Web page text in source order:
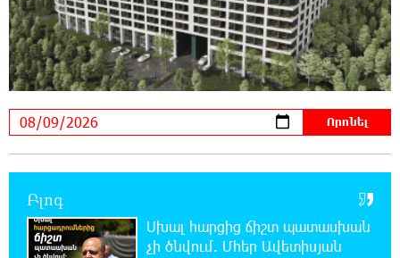
22:07:09 8-08-2026
Արտակարգ դեպք՝ Երևանում․ կոտրել են
«Հույս բոլոր մարդկանց» հիմնադրամի
շենքի պատուհաններն ու դռները
21:48:41 8-08-2026
Ալիևն ու Թրամփը հեռախոսազրույց են
21:29:45 8-08-2026
Բլոգ
Սխալ հարցից ճիշտ պատասխան
չի ծնվում. Մհեր Ավետիսյան